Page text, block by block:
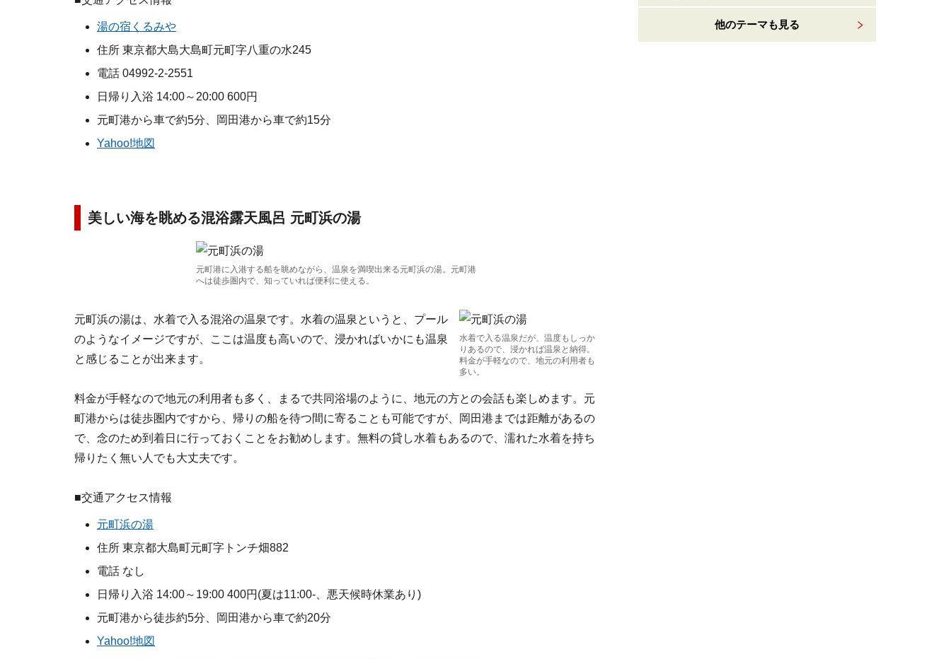
湯の宿くるみや
住所 東京都大島大島町元町字八重の水245
電話 04992-2-2551
日帰り入浴 14:00～20:00 600円
元町港から車で約5分、岡田港から車で約15分
Yahoo!地図
美しい海を眺める混浴露天風呂 元町浜の湯
元町港に入港する船を眺めながら、温泉を満喫出来る元町浜の湯。元町港
へは徒歩圏内で、知っていれば便利に使える。
水着で入る温泉だが、温度もしっか
りあるので、浸かれば温泉と納得。
料金が手軽なので、地元の利用者も
多い。
元町浜の湯は、水着で入る混浴の温泉です。水着の温泉というと、プール
のようなイメージですが、ここは温度も高いので、浸かればいかにも温泉
と感じることが出来ます。
料金が手軽なので地元の利用者も多く、まるで共同浴場のように、地元の方との会話も楽しめます。元
町港からは徒歩圏内ですから、帰りの船を待つ間に寄ることも可能ですが、岡田港までは距離があるの
で、念のため到着日に行っておくことをお勧めします。無料の貸し水着もあるので、濡れた水着を持ち
帰りたく無い人でも大丈夫です。
■交通アクセス情報
元町浜の湯
住所 東京都大島町元町字トンチ畑882
電話 なし
日帰り入浴 14:00～19:00 400円(夏は11:00-、悪天候時休業あり)
元町港から徒歩約5分、岡田港から車で約20分
Yahoo!地図
他のテーマも見る